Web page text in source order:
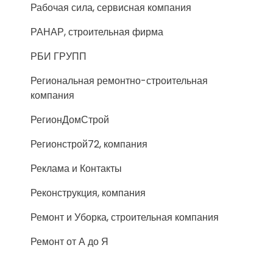
Рабочая сила, сервисная компания
РАНАР, строительная фирма
РБИ ГРУПП
Региональная ремонтно-строительная
компания
РегионДомСтрой
Регионстрой72, компания
Реклама и Контакты
Реконструкция, компания
Ремонт и Уборка, строительная компания
Ремонт от А до Я